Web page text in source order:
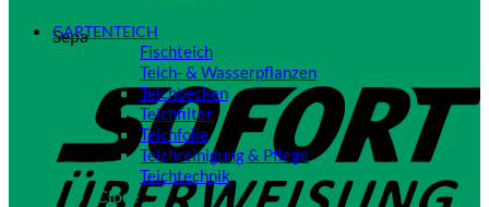
Sepa
GARTENTEICH
Fischteich
Teich- & Wasserpflanzen
Teichbecken
Teichfilter
Teichfolie
Teichreinigung & Pflege
Teichtechnik
Close